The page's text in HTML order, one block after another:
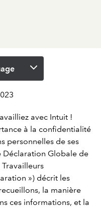
avec Intuit !
à la confidentialité
personnelles de ses
Déclaration Globale de
») décrit les
la manière
ces informations, et la